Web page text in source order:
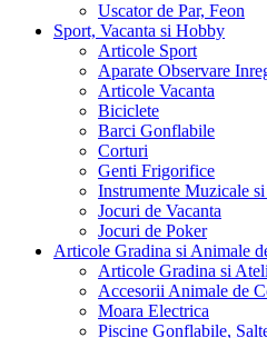
Uscator de Par, Feon
Sport, Vacanta si Hobby
Articole Sport
Aparate Observare
Articole Vacanta
Biciclete
Barci Gonflabile
Corturi
Genti Frigorifice
Instrumente Muzicale
Jocuri de Vacanta
Jocuri de Poker
Articole Gradina si Animale
Articole Gradina si
Accesorii Animale de
Moara Electrica
Piscine Gonflabile,